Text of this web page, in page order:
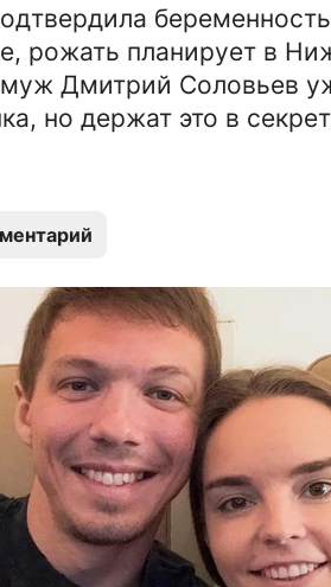
рожать планирует в
Дмитрий Соловьев
но держат это в